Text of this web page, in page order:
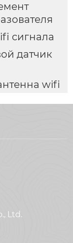
сигнала
датчик
wifi
Ltd.